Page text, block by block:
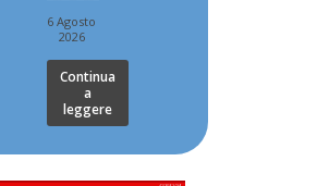
6 Agosto
2026
Continua
a
leggere